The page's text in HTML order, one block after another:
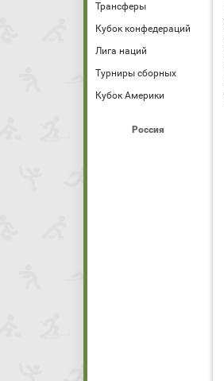
Трансферы
Кубок конфедераций
Лига наций
Турниры сборных
Кубок Америки
Россия